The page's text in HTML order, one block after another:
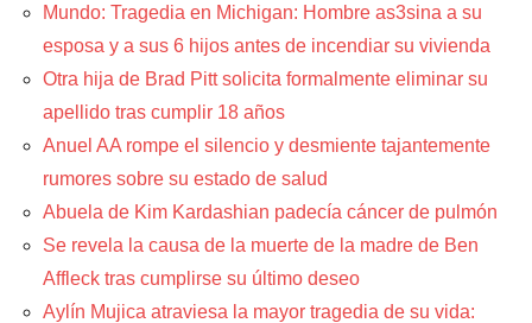
Mundo: Tragedia en Michigan: Hombre as3sina a su
esposa y a sus 6 hijos antes de incendiar su vivienda
Otra hija de Brad Pitt solicita formalmente eliminar su
apellido tras cumplir 18 años
Anuel AA rompe el silencio y desmiente tajantemente
rumores sobre su estado de salud
Abuela de Kim Kardashian padecía cáncer de pulmón
Se revela la causa de la muerte de la madre de Ben
Affleck tras cumplirse su último deseo
Aylín Mujica atraviesa la mayor tragedia de su vida: